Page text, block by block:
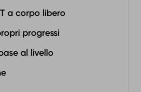
a corpo libero
progressi
al livello